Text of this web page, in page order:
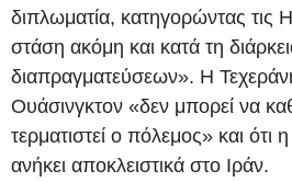
διπλωματία, κατηγορώντας τις
στάση ακόμη και κατά τη
διαπραγματεύσεων». Η
Ουάσινγκτον «δεν μπορεί να
τερματιστεί ο πόλεμος» και
ανήκει αποκλειστικά στο Ιράν.